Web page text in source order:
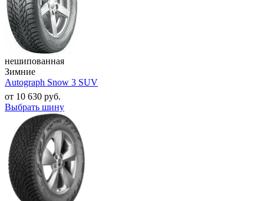
нешипованная
Зимние
Autograph Snow 3 SUV
от 10 630 руб.
Выбрать шину